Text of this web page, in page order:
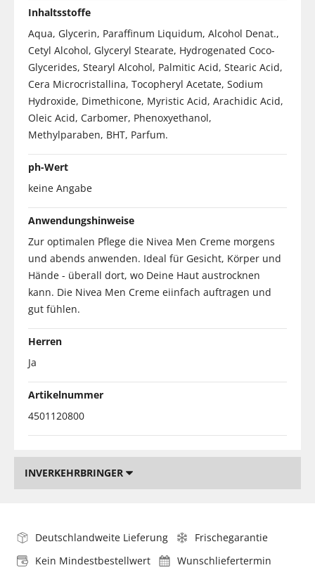
Inhaltsstoffe
Aqua, Glycerin, Paraffinum Liquidum, Alcohol Denat.,
Cetyl Alcohol, Glyceryl Stearate, Hydrogenated Coco-
Glycerides, Stearyl Alcohol, Palmitic Acid, Stearic Acid,
Cera Microcristallina, Tocopheryl Acetate, Sodium
Hydroxide, Dimethicone, Myristic Acid, Arachidic Acid,
Oleic Acid, Carbomer, Phenoxyethanol,
Methylparaben, BHT, Parfum.
ph-Wert
keine Angabe
Anwendungshinweise
Zur optimalen Pflege die Nivea Men Creme morgens
und abends anwenden. Ideal für Gesicht, Körper und
Hände - überall dort, wo Deine Haut austrocknen
kann. Die Nivea Men Creme eiinfach auftragen und
gut fühlen.
Herren
Ja
Artikelnummer
4501120800
INVERKEHRBRINGER
Deutschlandweite Lieferung
Frischegarantie
Kein Mindestbestellwert
Wunschliefertermin